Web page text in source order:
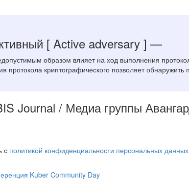
[ Active adversary ] —
образом влияет на ход выполнения
протокола криптографического позволяет
Journal / Медиа группы
с политикой конфиденциальности персональных данных
Kuber Community Day